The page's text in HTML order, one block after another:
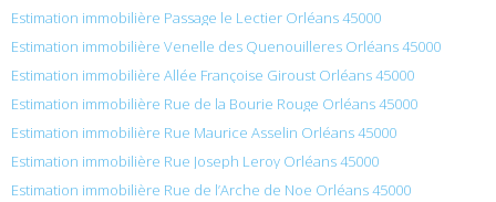
Estimation immobilière Passage le Lectier Orléans 45000
Estimation immobilière Venelle des Quenouilleres Orléans 45000
Estimation immobilière Allée Françoise Giroust Orléans 45000
Estimation immobilière Rue de la Bourie Rouge Orléans 45000
Estimation immobilière Rue Maurice Asselin Orléans 45000
Estimation immobilière Rue Joseph Leroy Orléans 45000
Estimation immobilière Rue de l’Arche de Noe Orléans 45000